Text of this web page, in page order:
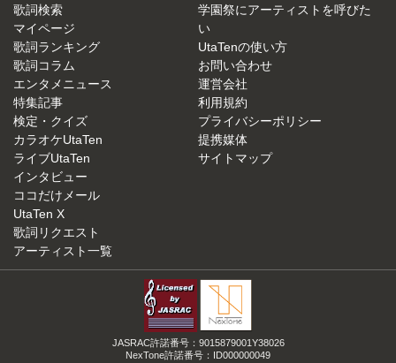
歌詞検索
マイページ
歌詞ランキング
歌詞コラム
エンタメニュース
特集記事
検定・クイズ
カラオケUtaTen
ライブUtaTen
インタビュー
ココだけメール
UtaTen X
歌詞リクエスト
アーティスト一覧
学園祭にアーティストを呼びた
い
UtaTenの使い方
お問い合わせ
運営会社
利用規約
プライバシーポリシー
提携媒体
サイトマップ
JASRAC許諾番号：9015879001Y38026
NexTone許諾番号：ID000000049